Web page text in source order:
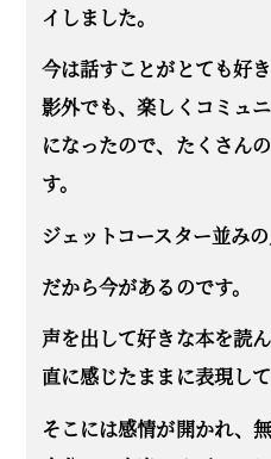
イしました。
今は話すことがとても好
影外でも、楽しくコミュ
になったので、たくさん
す。
ジェットコースター並み
だから今があるのです。
声を出して好きな本を読
直に感じたままに表現して
そこには感情が開かれ、